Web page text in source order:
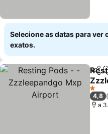
Selecione as datas para ver
exatos.
Ver
1
4,8
a